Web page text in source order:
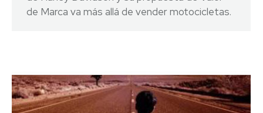
de Marca va más allá de vender motocicletas.